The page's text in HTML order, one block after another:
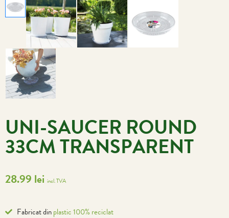
UNI-SAUCER ROUND
33CM TRANSPARENT
28.99 lei incl. TVA
Fabricat dinplastic 100% reciclat